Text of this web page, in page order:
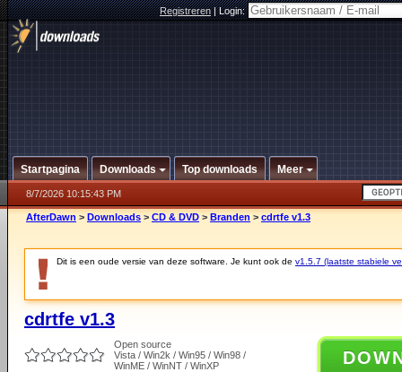
Registreren|Login:
Startpagina Downloads Top downloads Meer
8/7/2026 10:15:43 PM
AfterDawn > Downloads > CD & DVD > Branden > cdrtfe v1.3
Dit is een oude versie van deze software. Je kunt ook de v1.5.7 (laatste stabiele
cdrtfe v1.3
Open source
Vista / Win2k / Win95 / Win98 /
WinME / WinNT / WinXP